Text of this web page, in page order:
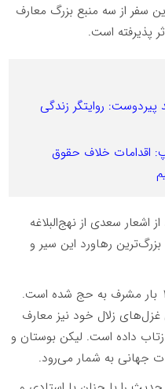
سفر از سه منبع بزرگ معارف
پذیرفته است.
روایتگر زندگی
اقدامات خلاف حقوق
اشعار سعدی از نهج‌البلاغه
رهاورد این سیر و
بار مشرف به حج شده است.
زلال خود نیز معارف
داده است. لیکن بوستان و
جهانی به شمار می‌رود.